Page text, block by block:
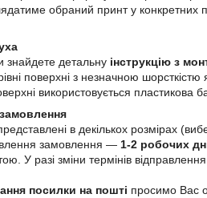
обраний принт у
знайдете детальну інструкцію з
поверхні з незначною
використовується пластикова
в декількох розмірах
замовлення — 1-2 робочих
У разі зміни термінів
посилки на пошті просимо Вас